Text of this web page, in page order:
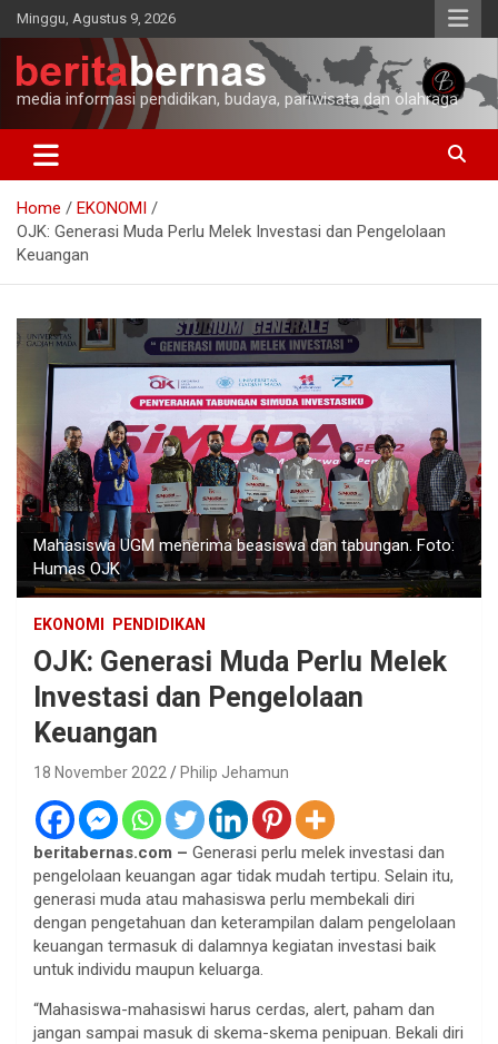
Skip
to
content
Minggu, Agustus 9, 2026
media informasi pendidikan, budaya, pariwisata dan olahraga
Home
EKONOMI
OJK: Generasi Muda Perlu Melek Investasi dan Pengelolaan
Keuangan
Mahasiswa UGM menerima beasiswa dan tabungan. Foto:
Humas OJK
EKONOMI PENDIDIKAN
OJK: Generasi Muda Perlu Melek
Investasi dan Pengelolaan
Keuangan
18 November 2022 Philip Jehamun
beritabernas.com – Generasi perlu melek investasi dan
pengelolaan keuangan agar tidak mudah tertipu. Selain itu,
generasi muda atau mahasiswa perlu membekali diri
dengan pengetahuan dan keterampilan dalam pengelolaan
keuangan termasuk di dalamnya kegiatan investasi baik
untuk individu maupun keluarga.
“Mahasiswa-mahasiswi harus cerdas, alert, paham dan
jangan sampai masuk di skema-skema penipuan. Bekali diri